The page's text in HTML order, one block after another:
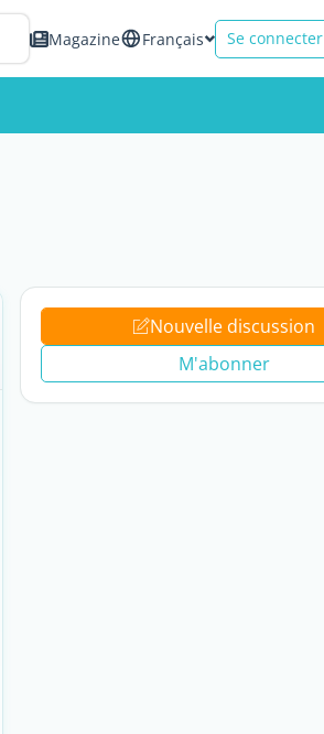
Magazine Français Se connecter
Nouvelle discussion
M'abonner